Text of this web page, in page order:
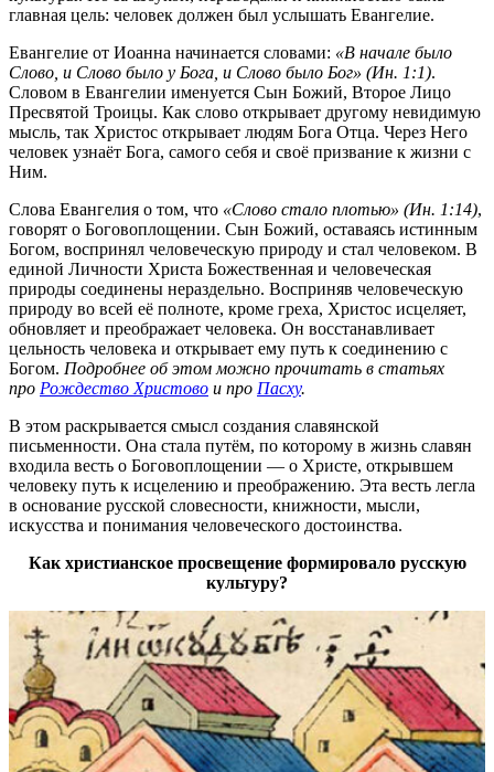
главная цель: человек должен был услышать Евангелие.
Евангелие от Иоанна начинается словами: «В начале было
Слово, и Слово было у Бога, и Слово было Бог» (Ин. 1:1).
Словом в Евангелии именуется Сын Божий, Второе Лицо
Пресвятой Троицы. Как слово открывает другому невидимую
мысль, так Христос открывает людям Бога Отца. Через Него
человек узнаёт Бога, самого себя и своё призвание к жизни с
Ним.
Слова Евангелия о том, что «Слово стало плотью» (Ин. 1:14),
говорят о Боговоплощении. Сын Божий, оставаясь истинным
Богом, воспринял человеческую природу и стал человеком. В
единой Личности Христа Божественная и человеческая
природы соединены нераздельно. Восприняв человеческую
природу во всей её полноте, кроме греха, Христос исцеляет,
обновляет и преображает человека. Он восстанавливает
цельность человека и открывает ему путь к соединению с
Богом. Подробнее об этом можно прочитать в статьях
про Рождество Христово и про Пасху.
В этом раскрывается смысл создания славянской
письменности. Она стала путём, по которому в жизнь славян
входила весть о Боговоплощении — о Христе, открывшем
человеку путь к исцелению и преображению. Эта весть легла
в основание русской словесности, книжности, мысли,
искусства и понимания человеческого достоинства.
Как христианское просвещение формировало русскую
культуру?